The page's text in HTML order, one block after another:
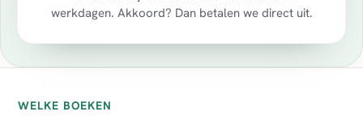
werkdagen. Akkoord? Dan betalen we direct uit.
WELKE BOEKEN